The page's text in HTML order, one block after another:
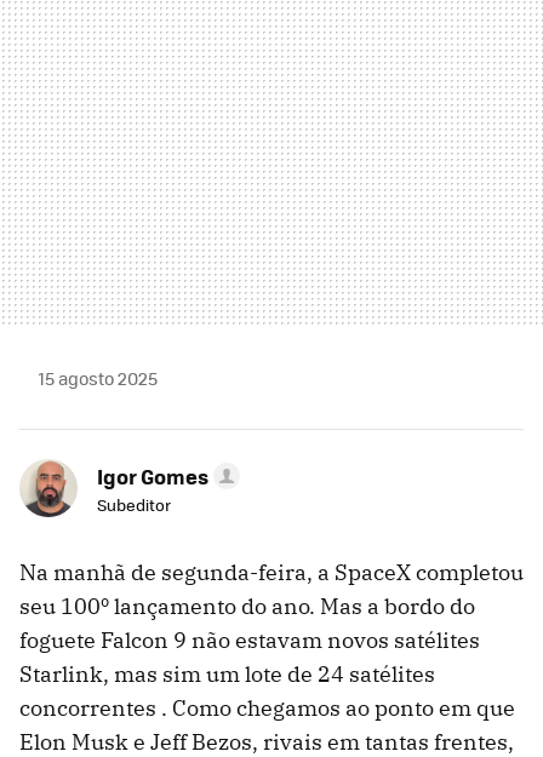
MAIL
15 agosto 2025
Igor Gomes
Subeditor
Na manhã de segunda-feira, a SpaceX completou
seu 100º lançamento do ano. Mas a bordo do
foguete Falcon 9 não estavam novos satélites
Starlink, mas sim um lote de 24 satélites
concorrentes . Como chegamos ao ponto em que
Elon Musk e Jeff Bezos, rivais em tantas frentes,